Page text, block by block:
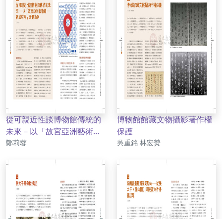
從可親近性談博物館傳統的
未來－以「故宮亞洲藝術節
－新加坡月」活動為例
作者
鄭莉蓉
博物館館藏文物攝影著作權
保護
作者
吳重銘 林宏熒